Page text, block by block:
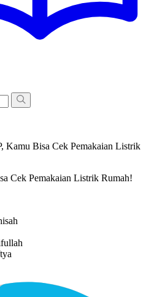
Kamu Bisa Cek Pemakaian Listrik
Cek Pemakaian Listrik Rumah!